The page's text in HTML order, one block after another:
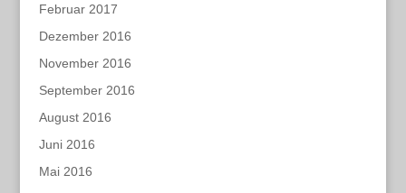
Februar 2017
Dezember 2016
November 2016
September 2016
August 2016
Juni 2016
Mai 2016